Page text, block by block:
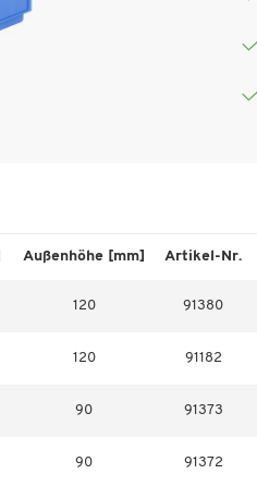
Außenhöhe [mm] Artikel-Nr.
120 91380
120 91182
90 91373
90 91372